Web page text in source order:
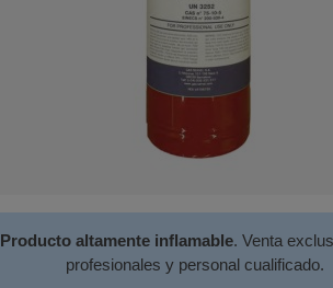
Producto altamente inflamable. Venta
profesionales y personal cualificado.